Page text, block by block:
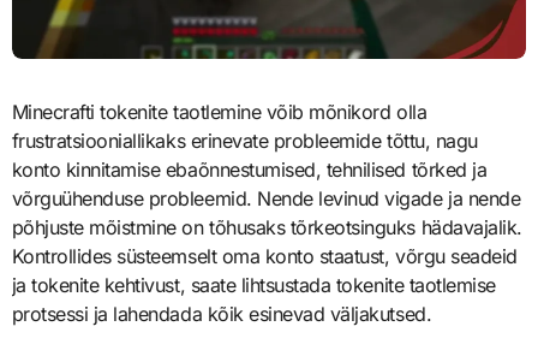
Minecrafti tokenite taotlemine võib mõnikord olla
frustratsiooniallikaks erinevate probleemide tõttu, nagu
konto kinnitamise ebaõnnestumised, tehnilised tõrked ja
võrguühenduse probleemid. Nende levinud vigade ja nende
põhjuste mõistmine on tõhusaks tõrkeotsinguks hädavajalik.
Kontrollides süsteemselt oma konto staatust, võrgu seadeid
ja tokenite kehtivust, saate lihtsustada tokenite taotlemise
protsessi ja lahendada kõik esinevad väljakutsed.